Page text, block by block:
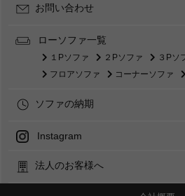
お問い合わせ
ローソファ一覧
１Pソファ ２Pソファ ３Pソ
フロアソファ
コーナーソファ
ソファの納期
Instagram
法人のお客様へ